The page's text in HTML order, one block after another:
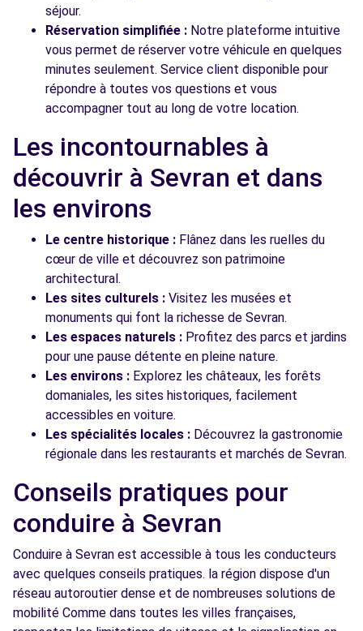
séjour.
Réservation simplifiée : Notre plateforme intuitive
vous permet de réserver votre véhicule en quelques
minutes seulement. Service client disponible pour
répondre à toutes vos questions et vous
accompagner tout au long de votre location.
Les incontournables à
découvrir à Sevran et dans
les environs
Le centre historique : Flânez dans les ruelles du
cœur de ville et découvrez son patrimoine
architectural.
Les sites culturels : Visitez les musées et
monuments qui font la richesse de Sevran.
Les espaces naturels : Profitez des parcs et jardins
pour une pause détente en pleine nature.
Les environs : Explorez les châteaux, les forêts
domaniales, les sites historiques, facilement
accessibles en voiture.
Les spécialités locales : Découvrez la gastronomie
régionale dans les restaurants et marchés de Sevran.
Conseils pratiques pour
conduire à Sevran
Conduire à Sevran est accessible à tous les conducteurs
avec quelques conseils pratiques. la région dispose d'un
réseau autoroutier dense et de nombreuses solutions de
mobilité Comme dans toutes les villes françaises,